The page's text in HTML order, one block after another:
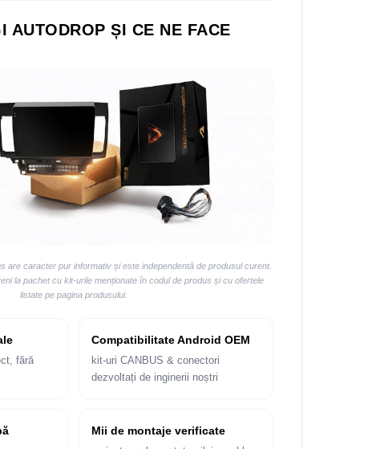
AUTODROP ȘI CE NE FACE
are caracter pur informativ și este independentă de produsul curent.
la pachet cu kit-urile menționate în codul de produs și cu ofertele
listate pe pagina produsului.
fără
Compatibilitate Android OEM
kit-uri CANBUS & conectori
dezvoltați de inginerii noștri
Mii de montaje verificate